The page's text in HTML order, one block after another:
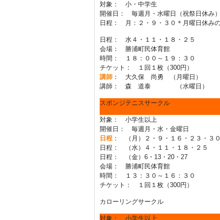
対象： 小・中学生
開催日： 毎週月・水曜日（祝祭日休み）
日程： 月：２・９・３０＊月曜日休み
日程： 水４・１１・１８・２５
会場： 勝浦町民体育館
時間： １８：００～１９：３０
チケット： １回１枚（300円）
講師 ： 大久保 尚勇 （月曜日）
講師： 森 道泰 （水曜日）
スポンジテニスサークル
対象： 小学生以上
開催日： 毎週月・水・金曜日
日程 ： （月）２・９・１６・２３・３０
日程： （水）４・１１・１８・２５
日程： （金）6・13・20・27
会場： 勝浦町民体育館
時間： １３：３０～１６：３０
チケット： １回１枚（300円）
カローリングサークル
対象： 小学生以上